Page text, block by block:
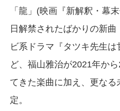
「龍」(映画『新解釈・幕
日解禁されたばかりの新
ビ系ドラマ『タツキ先生
ど、福山雅治が2021年か
てきた楽曲に加え、更なる
定。